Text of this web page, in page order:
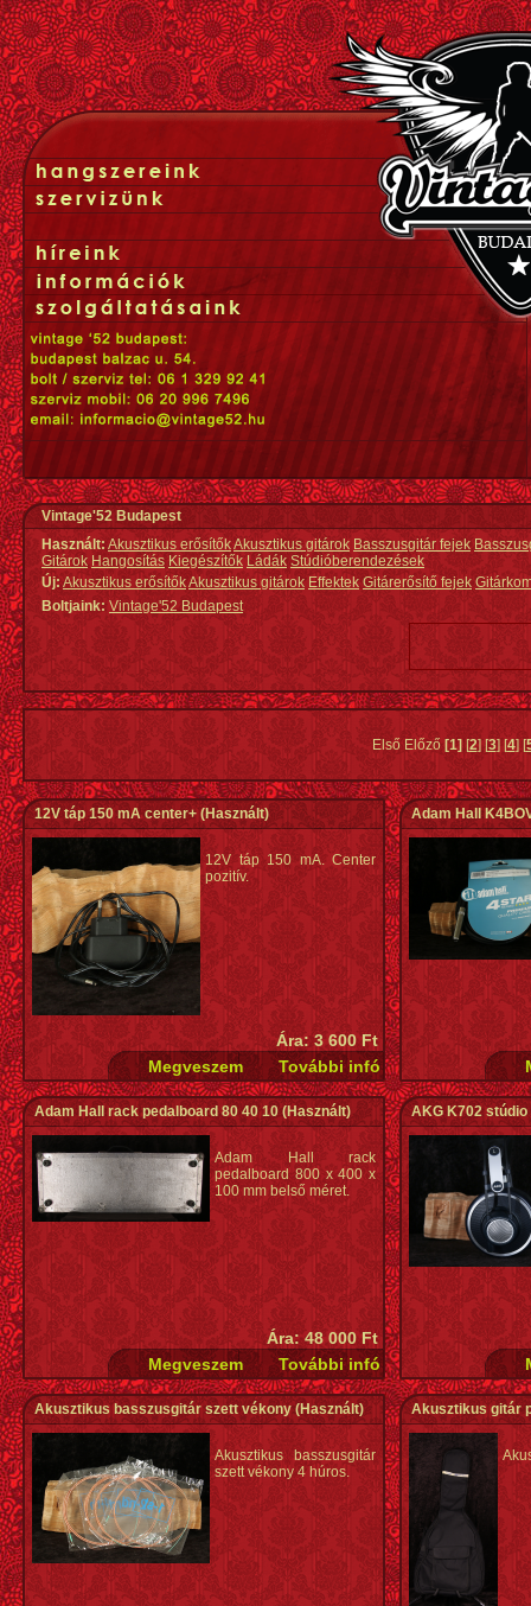
Vintage'52 Budapest
Használt: Akusztikus erősítőkAkusztikus gitárok Basszusgitár fejek
Gitárok Hangosítás Kiegészítők Ládák Stúdióberendezések
Új:Akusztikus erősítőkAkusztikus gitárok Effektek Gitárerősítő fejek
Boltjaink: Vintage'52 Budapest
Első Előző [1][2] [3] [4] [
12V táp 150 mA center+(Használt)
12V táp 150 mA. Center
pozitív.
Ára: 3 600 Ft
Adam Hall
Adam Hall rack pedalboard 80 40 10(Használt)
Adam Hall rack
pedalboard 800 x 400 x
100 mm belső méret.
Ára: 48 000 Ft
AKG K702
Akusztikus basszusgitár szett vékony(Használt)
Akusztikus basszusgitár
szett vékony 4 húros.
Akusztikus gitár